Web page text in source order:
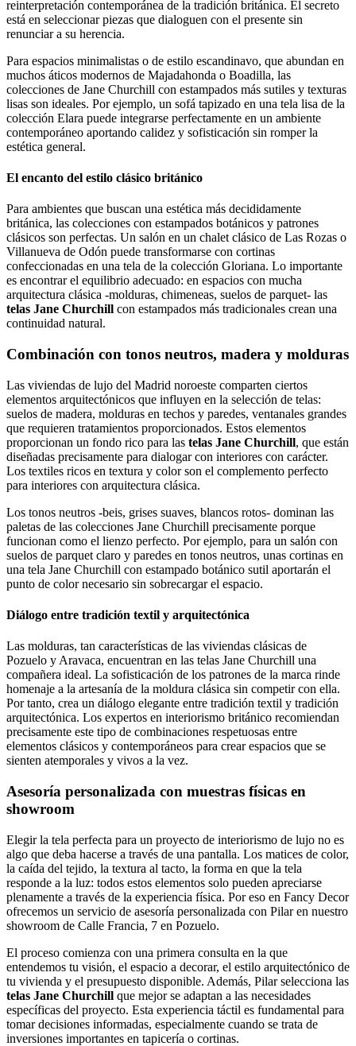
reinterpretación contemporánea de la tradición británica. El secreto
está en seleccionar piezas que dialoguen con el presente sin
renunciar a su herencia.
Para espacios minimalistas o de estilo escandinavo, que abundan en
muchos áticos modernos de Majadahonda o Boadilla, las
colecciones de Jane Churchill con estampados más sutiles y texturas
lisas son ideales. Por ejemplo, un sofá tapizado en una tela lisa de la
colección Elara puede integrarse perfectamente en un ambiente
contemporáneo aportando calidez y sofisticación sin romper la
estética general.
El encanto del estilo clásico británico
Para ambientes que buscan una estética más decididamente
británica, las colecciones con estampados botánicos y patrones
clásicos son perfectas. Un salón en un chalet clásico de Las Rozas o
Villanueva de Odón puede transformarse con cortinas
confeccionadas en una tela de la colección Gloriana. Lo importante
es encontrar el equilibrio adecuado: en espacios con mucha
arquitectura clásica -molduras, chimeneas, suelos de parquet- las
telas Jane Churchill con estampados más tradicionales crean una
continuidad natural.
Combinación con tonos neutros, madera y molduras
Las viviendas de lujo del Madrid noroeste comparten ciertos
elementos arquitectónicos que influyen en la selección de telas:
suelos de madera, molduras en techos y paredes, ventanales grandes
que requieren tratamientos proporcionados. Estos elementos
proporcionan un fondo rico para las telas Jane Churchill, que están
diseñadas precisamente para dialogar con interiores con carácter.
Los textiles ricos en textura y color son el complemento perfecto
para interiores con arquitectura clásica.
Los tonos neutros -beis, grises suaves, blancos rotos- dominan las
paletas de las colecciones Jane Churchill precisamente porque
funcionan como el lienzo perfecto. Por ejemplo, para un salón con
suelos de parquet claro y paredes en tonos neutros, unas cortinas en
una tela Jane Churchill con estampado botánico sutil aportarán el
punto de color necesario sin sobrecargar el espacio.
Diálogo entre tradición textil y arquitectónica
Las molduras, tan características de las viviendas clásicas de
Pozuelo y Aravaca, encuentran en las telas Jane Churchill una
compañera ideal. La sofisticación de los patrones de la marca rinde
homenaje a la artesanía de la moldura clásica sin competir con ella.
Por tanto, crea un diálogo elegante entre tradición textil y tradición
arquitectónica. Los expertos en interiorismo británico recomiendan
precisamente este tipo de combinaciones respetuosas entre
elementos clásicos y contemporáneos para crear espacios que se
sienten atemporales y vivos a la vez.
Asesoría personalizada con muestras físicas en
showroom
Elegir la tela perfecta para un proyecto de interiorismo de lujo no es
algo que deba hacerse a través de una pantalla. Los matices de color,
la caída del tejido, la textura al tacto, la forma en que la tela
responde a la luz: todos estos elementos solo pueden apreciarse
plenamente a través de la experiencia física. Por eso en Fancy Decor
ofrecemos un servicio de asesoría personalizada con Pilar en nuestro
showroom de Calle Francia, 7 en Pozuelo.
El proceso comienza con una primera consulta en la que
entendemos tu visión, el espacio a decorar, el estilo arquitectónico de
tu vivienda y el presupuesto disponible. Además, Pilar selecciona las
telas Jane Churchill que mejor se adaptan a las necesidades
específicas del proyecto. Esta experiencia táctil es fundamental para
tomar decisiones informadas, especialmente cuando se trata de
inversiones importantes en tapicería o cortinas.